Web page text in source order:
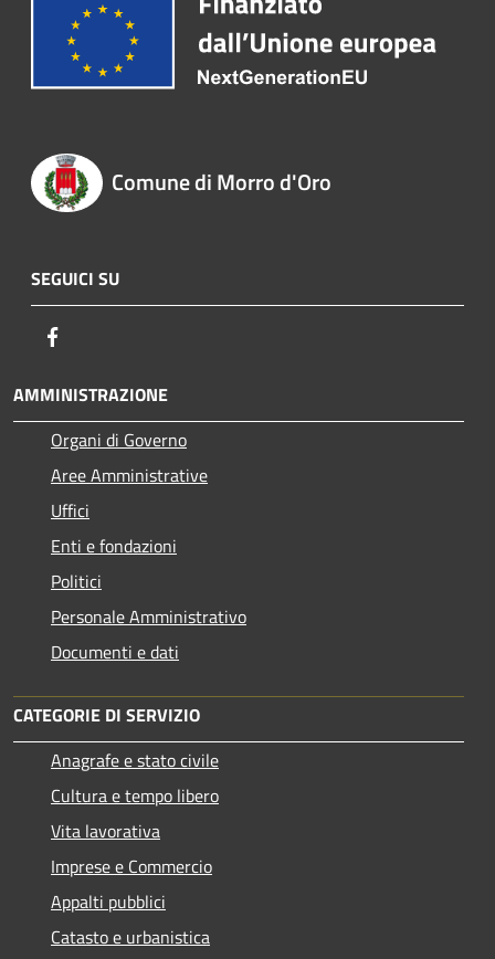
Comune di Morro d'Oro
SEGUICI SU
AMMINISTRAZIONE
Organi di Governo
Aree Amministrative
Uffici
Enti e fondazioni
Politici
Personale Amministrativo
Documenti e dati
CATEGORIE DI SERVIZIO
Anagrafe e stato civile
Cultura e tempo libero
Vita lavorativa
Imprese e Commercio
Appalti pubblici
Catasto e urbanistica